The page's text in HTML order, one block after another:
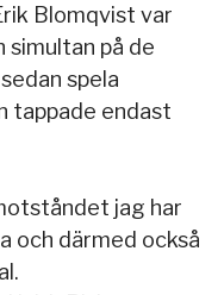
Blomqvist var
på de
spela
tappade endast
jag har
och därmed också